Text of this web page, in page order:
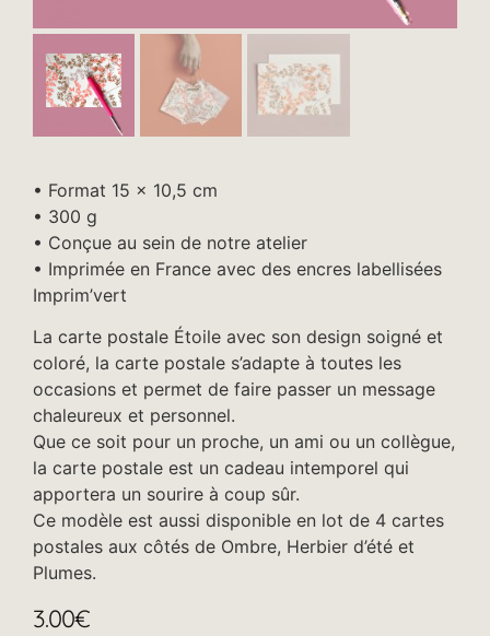
• Format 15 x 10,5 cm
• 300 g
• Conçue au sein de notre atelier
• Imprimée en France avec des encres labellisées
Imprim’vert
La carte postale Étoile avec son design soigné et
coloré, la carte postale s’adapte à toutes les
occasions et permet de faire passer un message
chaleureux et personnel.
Que ce soit pour un proche, un ami ou un collègue,
la carte postale est un cadeau intemporel qui
apportera un sourire à coup sûr.
Ce modèle est aussi disponible en lot de 4 cartes
postales aux côtés de Ombre, Herbier d’été et
Plumes.
3.00€